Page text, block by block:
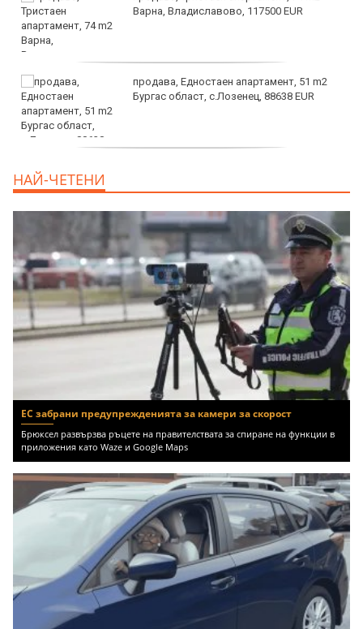
Варна, Владиславово, 117500 EUR
продава, Едностаен апартамент, 51 m2
Бургас област, с.Лозенец, 88638 EUR
EUR
НАЙ-ЧЕТЕНИ
ЕС забрани предупрежденията за камери за скорост
Брюксел развързва ръцете на правителствата за спиране на функции в
приложения като Waze и Google Maps